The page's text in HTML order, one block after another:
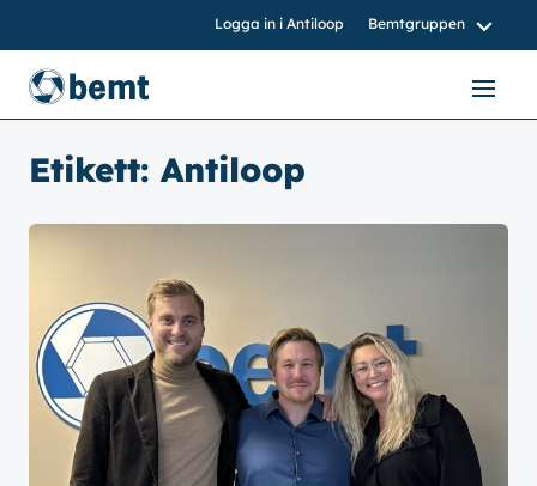
Logga in i Antiloop Bemtgruppen
Etikett:Antiloop